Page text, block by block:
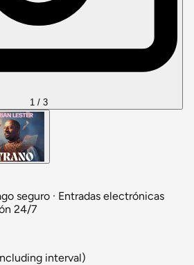
1 / 3
seguro · Entradas electrónicas
24/7
interval)